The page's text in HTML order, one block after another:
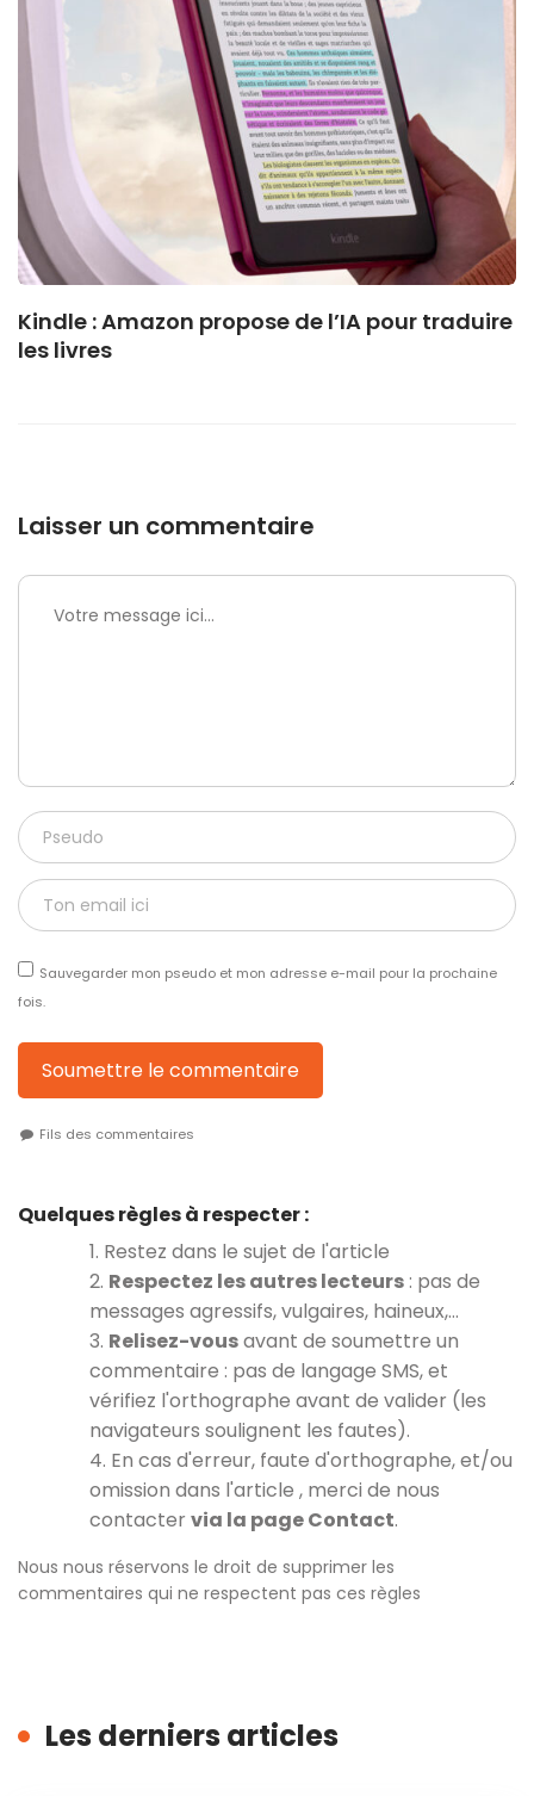
Kindle : Amazon propose de l’IA pour traduire
les livres
Laisser un commentaire
Sauvegarder mon pseudo et mon adresse e-mail pour la prochaine
fois.
Soumettre le commentaire
Fils des commentaires
Quelques règles à respecter :
1. Restez dans le sujet de l'article
2. Respectez les autres lecteurs : pas de
messages agressifs, vulgaires, haineux,…
3. Relisez-vousavant de soumettre un
commentaire : pas de langage SMS, et
vérifiez l'orthographe avant de valider (les
navigateurs soulignent les fautes).
4. En cas d'erreur, faute d'orthographe, et/ou
omission dans l'article , merci de nous
contacter via la page Contact.
Nous nous réservons le droit de supprimer les
commentaires qui ne respectent pas ces règles
Les derniers articles